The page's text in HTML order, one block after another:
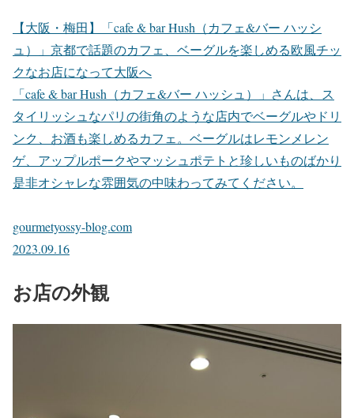
【大阪・梅田】「cafe & bar Hush（カフェ&バー ハッシ
ュ）」京都で話題のカフェ、ベーグルを楽しめる欧風チッ
クなお店になって大阪へ
「cafe & bar Hush（カフェ&バー ハッシュ）」さんは、ス
タイリッシュなパリの街角のような店内でベーグルやドリ
ンク、お酒も楽しめるカフェ。ベーグルはレモンメレン
ゲ、アップルポークやマッシュポテトと珍しいものばかり
是非オシャレな雰囲気の中味わってみてください。
gourmetyossy-blog.com
2023.09.16
お店の外観